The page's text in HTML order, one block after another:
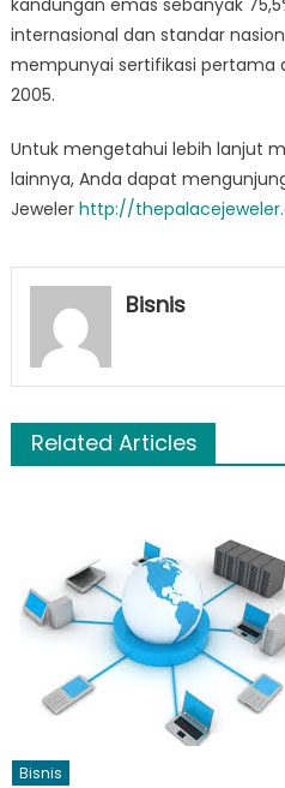
kandungan emas sebanyak
internasional dan standar
mempunyai sertifikasi pertama
2005.
Untuk mengetahui lebih lanjut
lainnya, Anda dapat
Jeweler http://
Bisnis
Related Articles
Bisnis